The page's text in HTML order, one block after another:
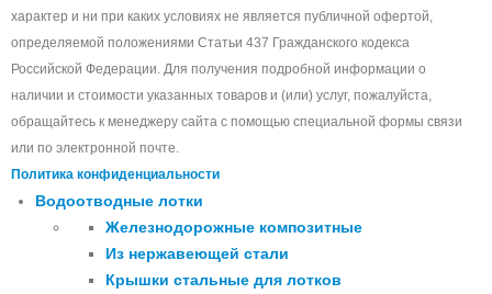
характер и ни при каких условиях не является публичной офертой,
определяемой положениями Статьи 437 Гражданского кодекса
Российской Федерации. Для получения подробной информации о
наличии и стоимости указанных товаров и (или) услуг, пожалуйста,
обращайтесь к менеджеру сайта с помощью специальной формы связи
или по электронной почте.
Политика конфиденциальности
Водоотводные лотки
Железнодорожные композитные
Из нержавеющей стали
Крышки стальные для лотков